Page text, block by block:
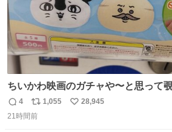
ちいかわ映画のガチャや〜と思って
って気まずい
返
信
4
リ
ポ
1,055
い
28,945
21時間前